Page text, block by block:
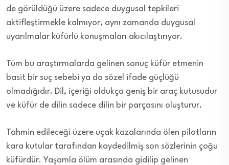
de görüldüğü üzere sadece duygusal tepkileri
aktifleştirmekle kalmıyor, aynı zamanda duygusal
uyarılmalar küfürlü konuşmaları akıcılaştırıyor.
Tüm bu araştırmalarda gelinen sonuç küfür etmenin
basit bir suç sebebi ya da sözel ifade güçlüğü
olmadığıdır. Dil, içeriği oldukça geniş bir araç kutusudur
ve küfür de dilin sadece dilin bir parçasını oluşturur.
Tahmin edileceği üzere uçak kazalarında ölen pilotların
kara kutular tarafından kaydedilmiş son sözlerinin çoğu
küfürdür. Yaşamla ölüm arasında gidilip gelinen